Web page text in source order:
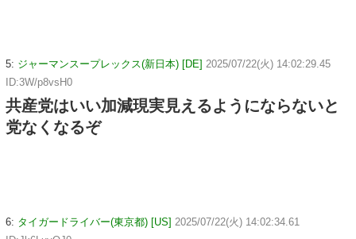
5: ジャーマンスープレックス(新日本) [DE] 2025/07/22(火) 14:02:29.45
ID:3W/p8vsH0
共産党はいい加減現実見えるようにならないと
党なくなるぞ
6: タイガードライバー(東京都) [US] 2025/07/22(火) 14:02:34.61